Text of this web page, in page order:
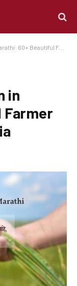
Farmer Quotes for Social Media
in
Farmer